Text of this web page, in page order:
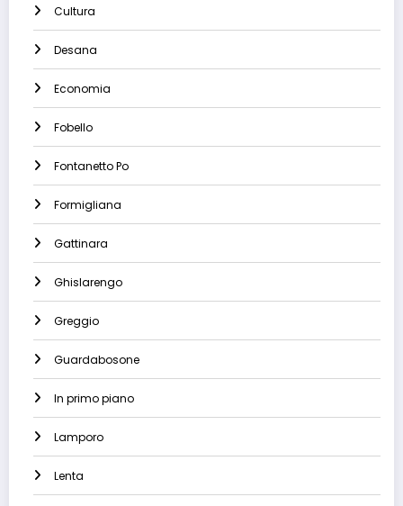
Cultura
Desana
Economia
Fobello
Fontanetto Po
Formigliana
Gattinara
Ghislarengo
Greggio
Guardabosone
In primo piano
Lamporo
Lenta